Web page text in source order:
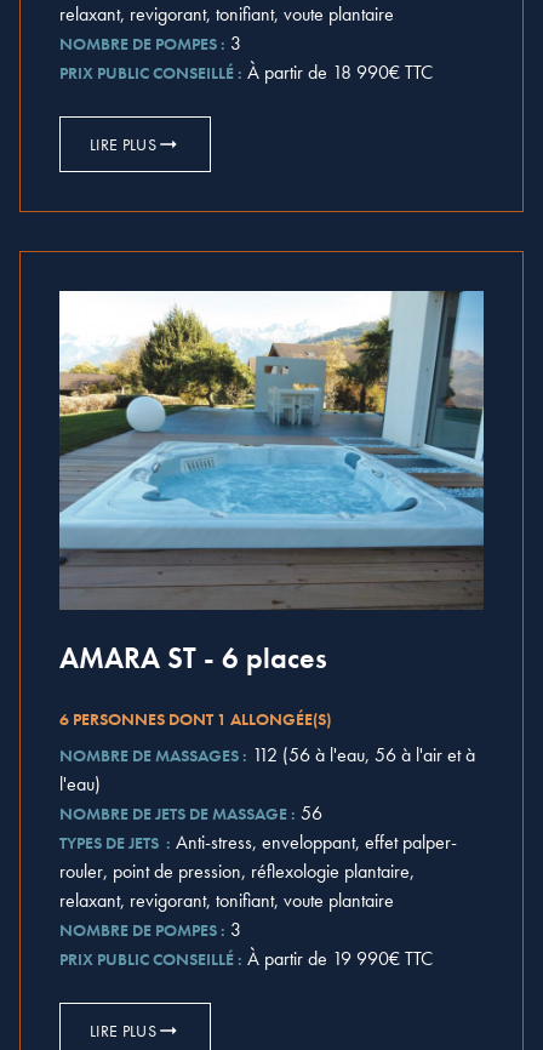
relaxant, revigorant, tonifiant, voute plantaire
NOMBRE DE POMPES : 3
PRIX PUBLIC CONSEILLÉ : À partir de 18 990€ TTC
LIRE PLUS
AMARA ST - 6 places
6 PERSONNES DONT 1 ALLONGÉE(S)
NOMBRE DE MASSAGES : 112 (56 à l'eau, 56 à l'air et à
l'eau)
NOMBRE DE JETS DE MASSAGE : 56
TYPES DE JETS : Anti-stress, enveloppant, effet palper-
rouler, point de pression, réflexologie plantaire,
relaxant, revigorant, tonifiant, voute plantaire
NOMBRE DE POMPES : 3
PRIX PUBLIC CONSEILLÉ : À partir de 19 990€ TTC
LIRE PLUS